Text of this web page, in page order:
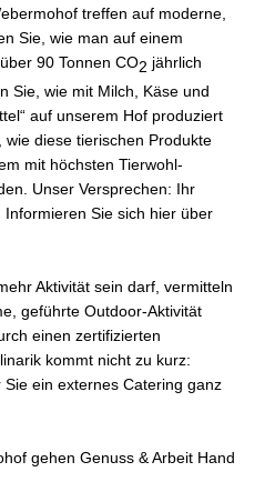
treffen auf moderne,
Sie, wie man auf einem
90 Tonnen CO2 jährlich
Sie, wie mit Milch, Käse und
auf unserem Hof produziert
diese tierischen Produkte
mit höchsten Tierwohl-
Unser Versprechen: Ihr
Sie sich hier über
Aktivität sein darf, vermitteln
geführte Outdoor-Aktivität
einen zertifizierten
kommt nicht zu kurz:
ein externes Catering ganz
gehen Genuss & Arbeit Hand